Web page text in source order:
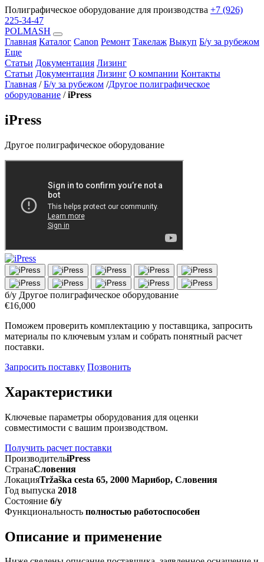
Полиграфическое оборудование для производства +7 (926)
225-34-47
POLMASH
Главная Каталог Canon Ремонт Такелаж Выкуп Б/у за рубежом
Еще
Статьи Документация Лизинг
Статьи Документация Лизинг О компании Контакты
Главная / Б/у за рубежом /Другое полиграфическое
оборудование / iPress
iPress
Другое полиграфическое оборудование
б/у Другое полиграфическое оборудование
€16,000
Поможем проверить комплектацию у поставщика, запросить
материалы по ключевым узлам и собрать понятный расчет
поставки.
Запросить поставку Позвонить
Характеристики
Ключевые параметры оборудования для оценки
совместимости с вашим производством.
Получить расчет поставки
ПроизводительiPress
СтранаСловения
ЛокацияTržaška cesta 65, 2000 Марибор, Словения
Год выпуска 2018
Состояние б/у
Функциональность полностью работоспособен
Описание и применение